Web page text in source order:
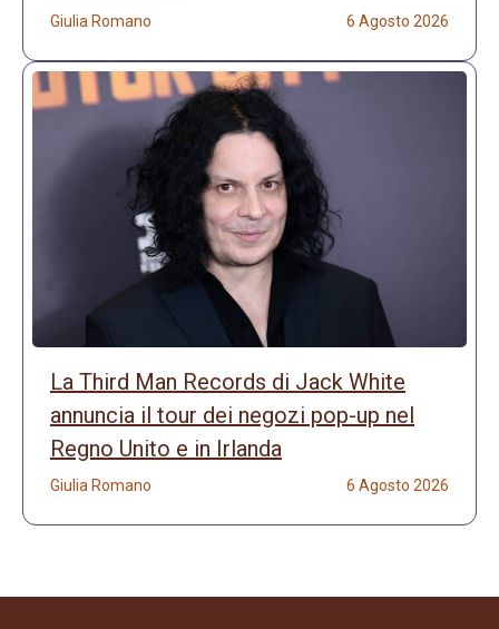
Giulia Romano 6 Agosto 2026
La Third Man Records di Jack White
annuncia il tour dei negozi pop-up nel
Regno Unito e in Irlanda
Giulia Romano 6 Agosto 2026